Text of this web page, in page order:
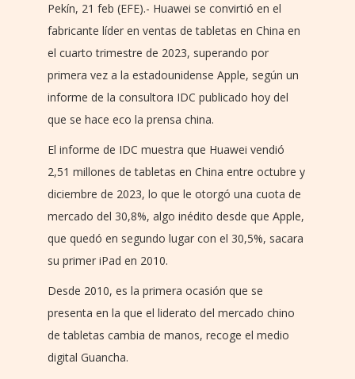
Pekín, 21 feb (EFE).- Huawei se convirtió en el
fabricante líder en ventas de tabletas en China en
el cuarto trimestre de 2023, superando por
primera vez a la estadounidense Apple, según un
informe de la consultora IDC publicado hoy del
que se hace eco la prensa china.
El informe de IDC muestra que Huawei vendió
2,51 millones de tabletas en China entre octubre y
diciembre de 2023, lo que le otorgó una cuota de
mercado del 30,8%, algo inédito desde que Apple,
que quedó en segundo lugar con el 30,5%, sacara
su primer iPad en 2010.
Desde 2010, es la primera ocasión que se
presenta en la que el liderato del mercado chino
de tabletas cambia de manos, recoge el medio
digital Guancha.